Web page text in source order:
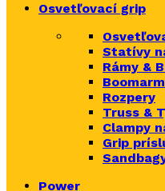
Osvetľovací grip
Statívy
Rámy &
Boomarm
Rozpery
Truss &
Clampy
Grip
Power